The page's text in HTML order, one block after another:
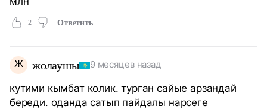
2 Ответить
Ж жолаушы 9 месяцев назад
кутими кымбат колик. турган сайые арзандай
береди. оданда сатып пайдалы нарсеге